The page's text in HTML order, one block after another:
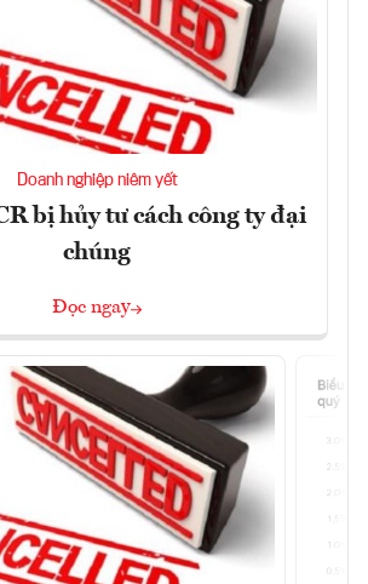
Doanh nghiệp niêm yết
bị hủy tư cách công ty đại
chúng
Đọc ngay